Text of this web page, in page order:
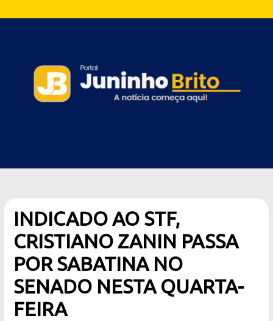
INDICADO AO STF,
CRISTIANO ZANIN PASSA
POR SABATINA NO
SENADO NESTA QUARTA-
FEIRA